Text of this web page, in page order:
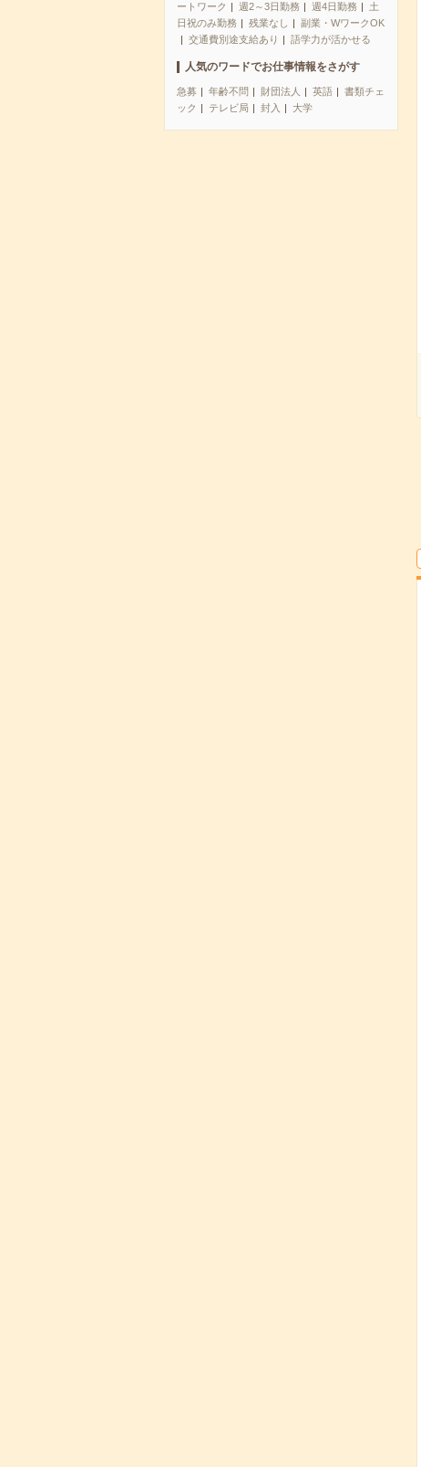
ートワーク
週2～3日勤務 週4日勤務
土
日祝のみ勤務
残業なし
副業・WワークOK
交通費別途支給あり
語学力が活かせる
人気のワードでお仕事情報をさがす
急募 年齢不問 財団法人 英語
書類チェ
ック
テレビ局 封入 大学